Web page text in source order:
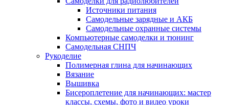
Источники питания
Самодельные зарядные и АКБ
Самодельные охранные системы
Компьютерные самоделки и тюнинг
Самодельная СНПЧ
Рукоделие
Полимерная глина для начинающих
Вязание
Вышивка
Бисероплетение для начинающих: мастер
классы, схемы, фото и видео уроки